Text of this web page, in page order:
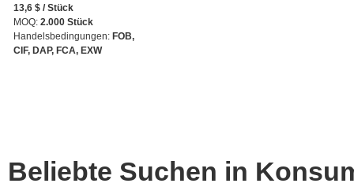
13,6 $ / Stück
MOQ: 2.000 Stück
Handelsbedingungen: FOB,
CIF, DAP, FCA, EXW
Beliebte Suchen in